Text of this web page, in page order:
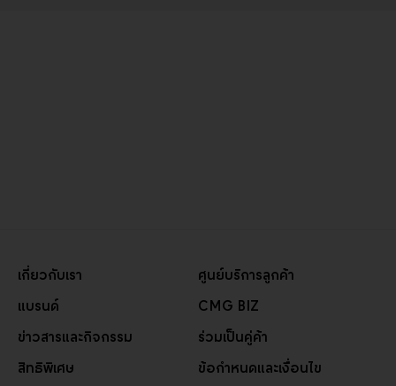
เกี่ยวกับเรา
แบรนด์
ข่าวสารและกิจกรรม
สิทธิพิเศษ
ศูนย์บริการลูกค้า
CMG BIZ
ร่วมเป็นคู่ค้า
ข้อกำหนดและเงื่อนไข